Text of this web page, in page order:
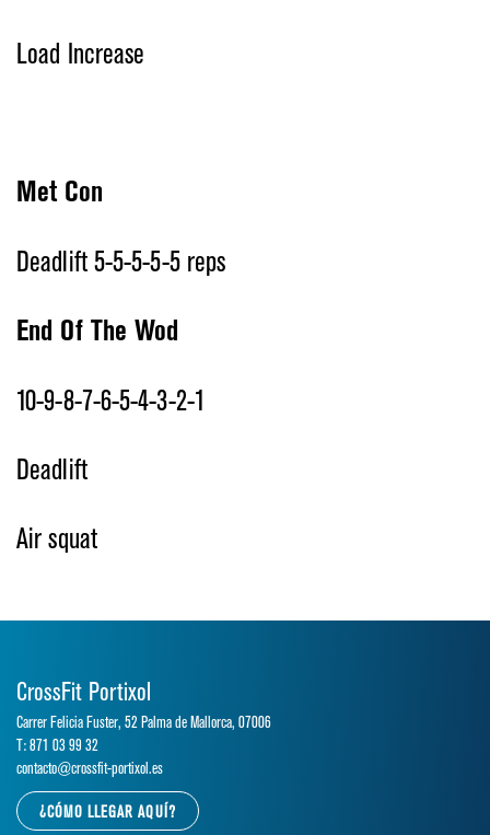
Load Increase
Met Con
Deadlift 5-5-5-5-5 reps
End Of The Wod
10-9-8-7-6-5-4-3-2-1
Deadlift
Air squat
CrossFit Portixol
Carrer Felicia Fuster, 52 Palma de Mallorca, 07006
T: 871 03 99 32
contacto@crossfit-portixol.es
¿CÓMO LLEGAR AQUÍ?